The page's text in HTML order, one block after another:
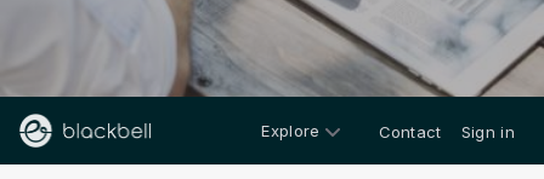
Explore Contact Sign in